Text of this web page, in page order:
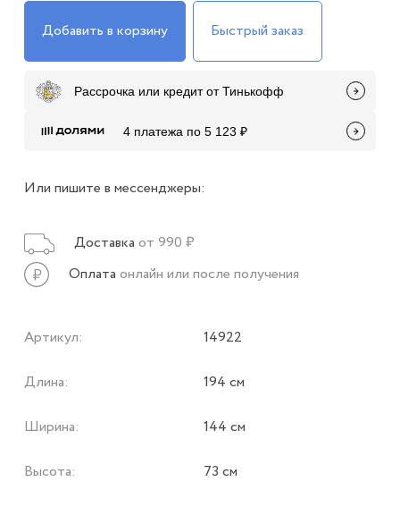
Добавить в корзину Быстрый заказ
Рассрочка или кредит от Тинькофф
4 платежа по 5 123 ₽
Или пишите в мессенджеры:
Доставка от 990 ₽
Оплата онлайн или после получения
Артикул: 14922
Длина: 194 см
Ширина: 144 см
Высота: 73 см